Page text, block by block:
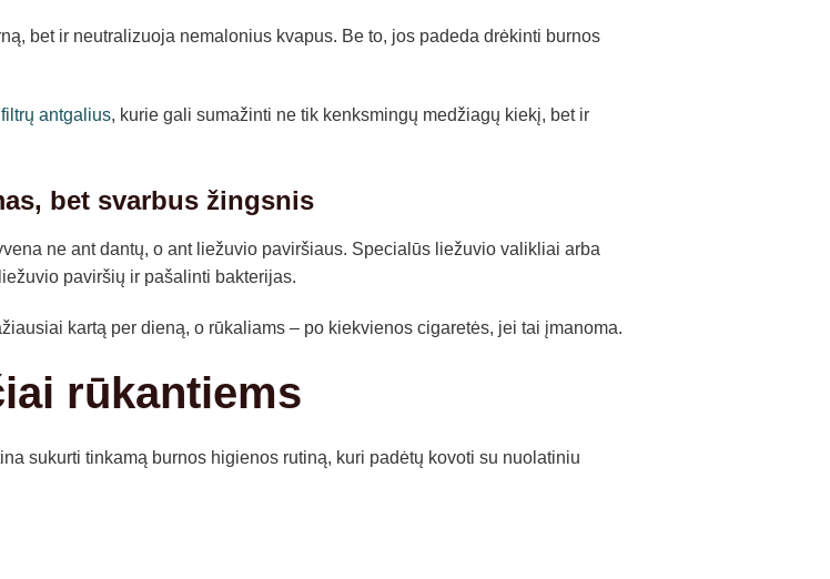
bet ir neutralizuoja nemalonius kvapus. Be to, jos padeda drėkinti burnos
antgalius, kurie gali sumažinti ne tik kenksmingų medžiagų kiekį, bet ir
bet svarbus žingsnis
ne ant dantų, o ant liežuvio paviršiaus. Specialūs liežuvio valikliai arba
paviršių ir pašalinti bakterijas.
kartą per dieną, o rūkaliams – po kiekvienos cigaretės, jei tai įmanoma.
rūkantiems
sukurti tinkamą burnos higienos rutiną, kuri padėtų kovoti su nuolatiniu